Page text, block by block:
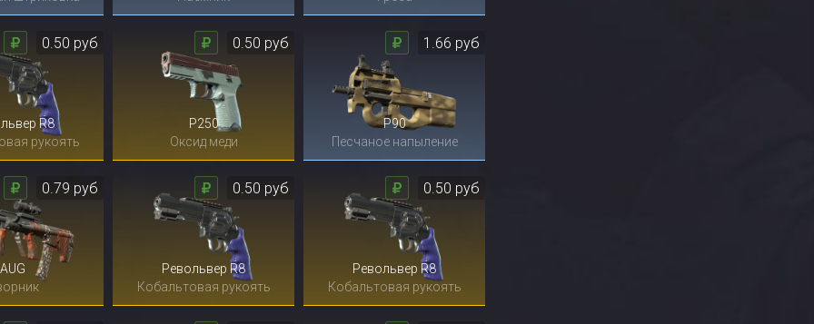
R8
рукоять
0.50 руб
P250
Оксид меди
0.50 руб
P90
Песчаное напыление
1.66 руб
AUG
0.79 руб
Револьвер R8
Кобальтовая рукоять
0.50 руб
Револьвер R8
Кобальтовая рукоять
0.50 руб